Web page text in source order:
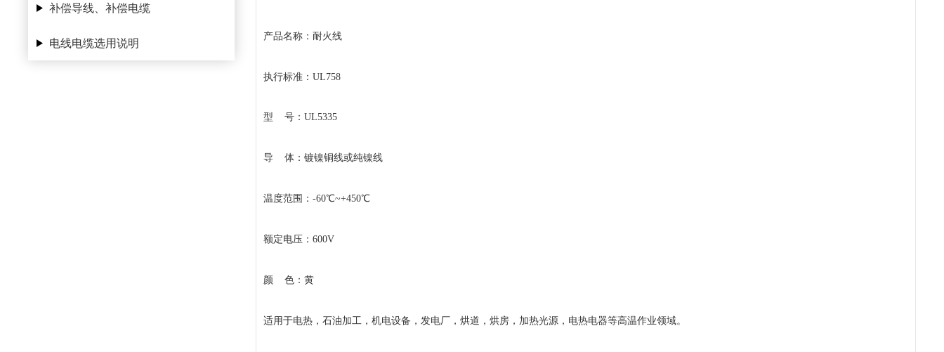
补偿导线、补偿电缆
电线电缆选用说明 产品名称：耐火线
执行标准：UL758
型 号：UL5335
导 体：镀镍铜线或纯镍线
温度范围：-60℃~+450℃
额定电压：600V
颜 色：黄
适用于电热，石油加工，机电设备，发电厂，烘道，烘房，加热光源，电热电器等高温作业领域。